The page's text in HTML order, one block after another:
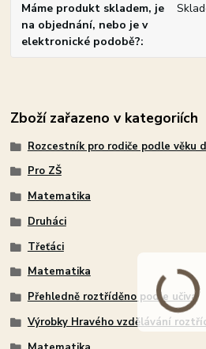
Máme produkt skladem, je
na objednání, nebo je v
elektronické podobě?
Zboží zařazeno v kategoriích
Rozcestník pro rodiče podle věku
Pro ZŠ
Matematika
Druháci
Třeťáci
Matematika
Přehledně roztříděno podle učiva
Výrobky Hravého vzdělávání